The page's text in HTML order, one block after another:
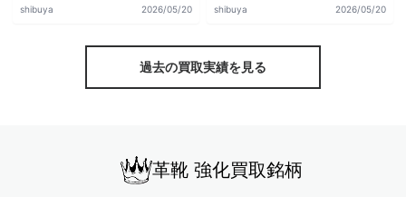
shibuya 2026/05/20 shibuya 2026/05/20
過去の買取実績を見る
革靴 強化買取銘柄